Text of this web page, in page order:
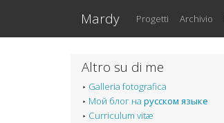
Mardy Progetti Archivio
Altro su di me
Galleria fotografica
Мой блог на русском языке
Curriculum vitæ